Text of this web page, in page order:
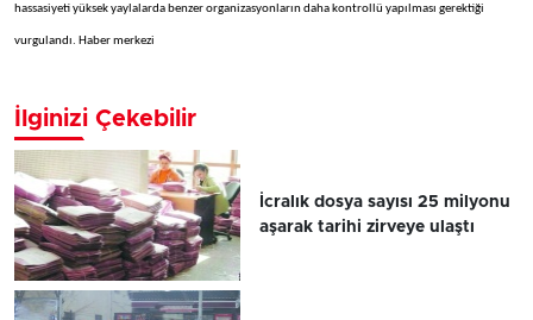
hassasiyeti yüksek yaylalarda benzer organizasyonların daha kontrollü yapılması gerektiği
vurgulandı. Haber merkezi
İlginizi Çekebilir
İcralık dosya sayısı 25 milyonu
aşarak tarihi zirveye ulaştı